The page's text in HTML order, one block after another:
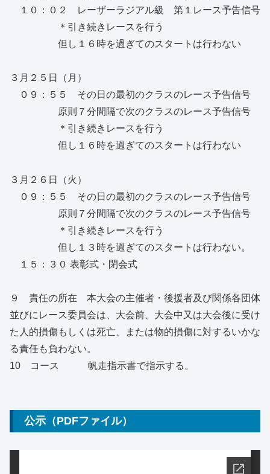
１０：０２ レーザーラジアル級 第１レース予告信号
＊引き続きレースを行う
但し１６時を過ぎてのスタートは行わない
３月２５日（月）
０９：５５ その日の最初のクラスのレース予告信号
原則７分間隔で次のクラスのレース予告信号
＊引き続きレースを行う
但し１６時を過ぎてのスタートは行わない
３月２６日（火）
０９：５５ その日の最初のクラスのレース予告信号
原則７分間隔で次のクラスのレース予告信号
＊引き続きレースを行う
但し１３時を過ぎてのスタートは行わない。
１５：３０ 表彰式・閉会式
９ 責任の所在 本大会の主催者・後援者及び関係各団体
並びにレース委員会は、大会前、大会中又は大会後に受け
た人的損傷もしくは死亡、または物的損傷に対するいかな
る責任も負わない。
10 コース 帆走指示書で指示する。
公示（PDFファイル）